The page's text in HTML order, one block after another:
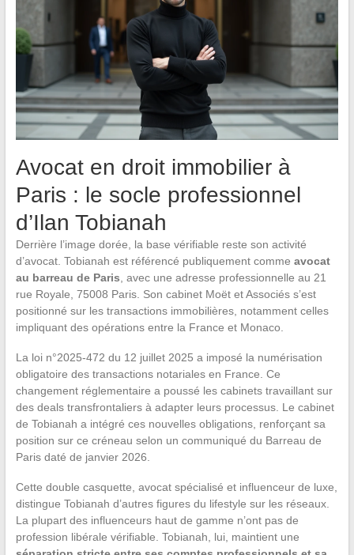
Avocat en droit immobilier à
Paris : le socle professionnel
d’Ilan Tobianah
Derrière l’image dorée, la base vérifiable reste son activité
d’avocat. Tobianah est référencé publiquement comme avocat
au barreau de Paris , avec une adresse professionnelle au 21
rue Royale, 75008 Paris. Son cabinet Moët et Associés s’est
positionné sur les transactions immobilières, notamment celles
impliquant des opérations entre la France et Monaco.
La loi n°2025-472 du 12 juillet 2025 a imposé la numérisation
obligatoire des transactions notariales en France. Ce
changement réglementaire a poussé les cabinets travaillant sur
des deals transfrontaliers à adapter leurs processus. Le cabinet
de Tobianah a intégré ces nouvelles obligations, renforçant sa
position sur ce créneau selon un communiqué du Barreau de
Paris daté de janvier 2026.
Cette double casquette, avocat spécialisé et influenceur de luxe,
distingue Tobianah d’autres figures du lifestyle sur les réseaux.
La plupart des influenceurs haut de gamme n’ont pas de
profession libérale vérifiable. Tobianah, lui, maintient une